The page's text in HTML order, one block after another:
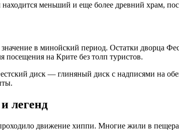
меньший и еще более древний храм,
в минойский период. Остатки дворца
посещения на Крите без толп туристов.
диск — глиняный диск с надписями на
легенд
движение хиппи. Многие жили в